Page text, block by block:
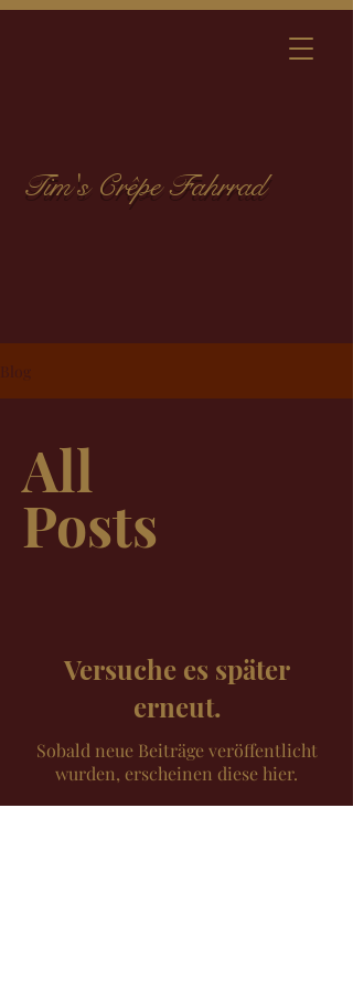
Tim's Crêpe Fahrrad
Blog
All
Posts
Versuche es später
erneut.
Sobald neue Beiträge veröffentlicht
wurden, erscheinen diese hier.